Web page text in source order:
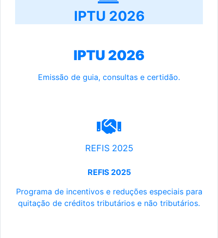
IPTU 2026
IPTU 2026
Emissão de guia, consultas e certidão.
REFIS 2025
REFIS 2025
Programa de incentivos e reduções especiais para
quitação de créditos tributários e não tributários.